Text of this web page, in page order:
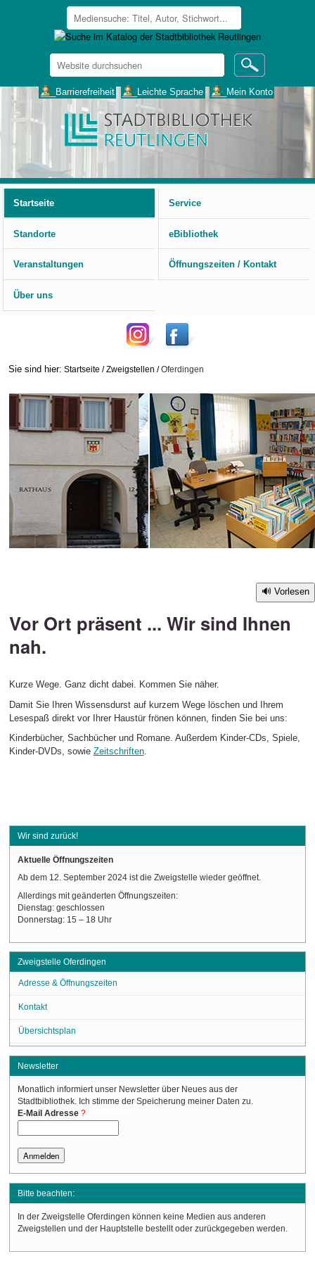
Website
durchsuchen
___Barrierefreiheit ___Leichte Sprache ___Mein Konto
Startseite
Service
Standorte eBibliothek
Veranstaltungen Öffnungszeiten / Kontakt
Über uns
Sie sind hier: Startseite /Zweigstellen /Oferdingen
Vorlesen
Vor Ort präsent ... Wir sind Ihnen
nah.
Kurze Wege. Ganz dicht dabei. Kommen Sie näher.
Damit Sie Ihren Wissensdurst auf kurzem Wege löschen und Ihrem
Lesespaß direkt vor Ihrer Haustür frönen können, finden Sie bei uns:
Kinderbücher, Sachbücher und Romane. Außerdem Kinder-CDs, Spiele,
Kinder-DVDs, sowie Zeitschriften.
Wir sind zurück!
Aktuelle Öffnungszeiten
Ab dem 12. September 2024 ist die Zweigstelle wieder geöffnet.
Allerdings mit geänderten Öffnungszeiten:
Dienstag: geschlossen
Donnerstag: 15 – 18 Uhr
Zweigstelle Oferdingen
Adresse & Öffnungszeiten
Kontakt
Übersichtsplan
Newsletter
Monatlich informiert unser Newsletter über Neues aus der
Stadtbibliothek. Ich stimme der Speicherung meiner Daten zu.
E-Mail Adresse
Bitte beachten:
In der Zweigstelle Oferdingen können keine Medien aus anderen
Zweigstellen und der Hauptstelle bestellt oder zurückgegeben werden.